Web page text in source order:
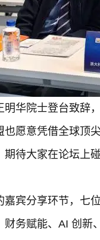
明华院士登台致辞
愿意凭借全球顶
待大家在论坛上
宾分享环节，七
务赋能、AI 创新